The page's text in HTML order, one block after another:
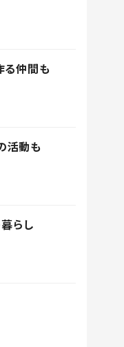
る仲間も
活動も
らし